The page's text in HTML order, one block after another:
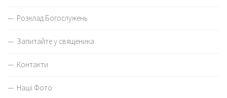
Розклад Богослужень
Запитайте у священика
Контакти
Наші Фото